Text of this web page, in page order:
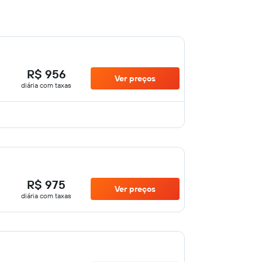
R$ 956
diária com taxas
Ver preços
R$ 975
diária com taxas
Ver preços